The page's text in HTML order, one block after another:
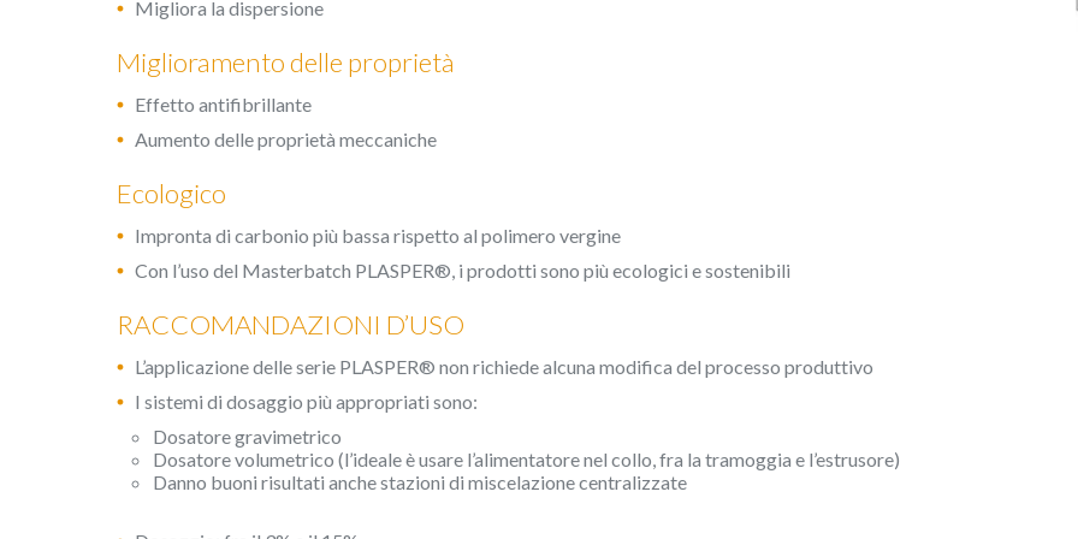
Migliora la dispersione
Miglioramento delle proprietà
Effetto antifibrillante
Aumento delle proprietà meccaniche
Ecologico
Impronta di carbonio più bassa rispetto al polimero vergine
Con l’uso del Masterbatch PLASPER®, i prodotti sono più ecologici e sostenibili
RACCOMANDAZIONI D’USO
L’applicazione delle serie PLASPER® non richiede alcuna modifica del processo produttivo
I sistemi di dosaggio più appropriati sono:
Dosatore gravimetrico
Dosatore volumetrico (l’ideale è usare l’alimentatore nel collo, fra la tramoggia e l’estrusore)
Danno buoni risultati anche stazioni di miscelazione centralizzate
scelte personali dell'utente attraverso la continua osservazione delle sue